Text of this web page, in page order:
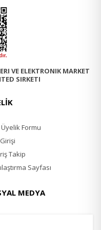
VE ELEKTRONIK MARKET
SIRKETI
Formu
Takip
Sayfası
MEDYA